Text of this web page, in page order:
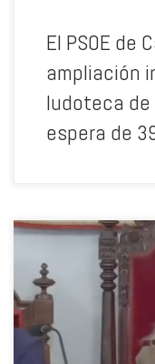
El PSOE de
ampliación
ludoteca
espera de
Arceiz presume de los
da la espalda a los
aparcamiento, hospital